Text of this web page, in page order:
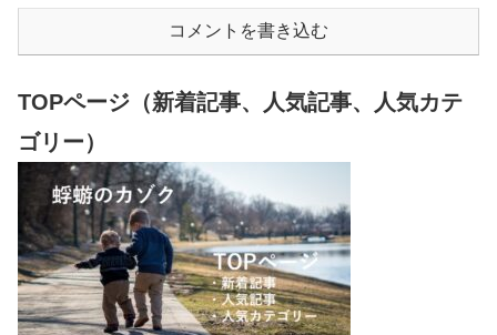
コメントを書き込む
TOPページ（新着記事、人気記事、人気カテ
ゴリー）